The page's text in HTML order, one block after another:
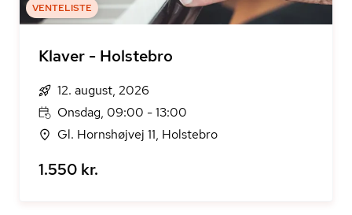
VENTELISTE
Klaver - Holstebro
12. august, 2026
Onsdag, 09:00 - 13:00
Gl. Hornshøjvej 11, Holstebro
1.550 kr.